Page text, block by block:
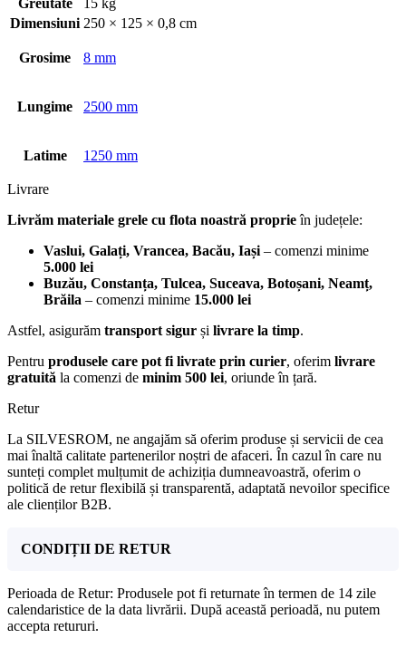
Greutate
15 kg
Dimensiuni 250 × 125 × 0,8 cm
Grosime 8 mm
Lungime 2500 mm
Latime 1250 mm
Livrare
Livrăm materiale grele cu flota noastră proprieîn județele:
Vaslui, Galați, Vrancea, Bacău, Iași – comenzi minime
5.000 lei
Buzău, Constanța, Tulcea, Suceava, Botoșani, Neamț,
Brăila – comenzi minime 15.000 lei
Astfel, asigurăm transport sigur și livrare la timp.
Pentru produsele care pot fi livrate prin curier, oferim livrare
gratuită la comenzi de minim 500 lei, oriunde în țară.
Retur
La SILVESROM, ne angajăm să oferim produse și servicii de cea
mai înaltă calitate partenerilor noștri de afaceri. În cazul în care nu
sunteți complet mulțumit de achiziția dumneavoastră, oferim o
politică de retur flexibilă și transparentă, adaptată nevoilor specifice
ale clienților B2B.
CONDIȚII DE RETUR
Perioada de Retur: Produsele pot fi returnate în termen de 14 zile
calendaristice de la data livrării. După această perioadă, nu putem
accepta retururi.